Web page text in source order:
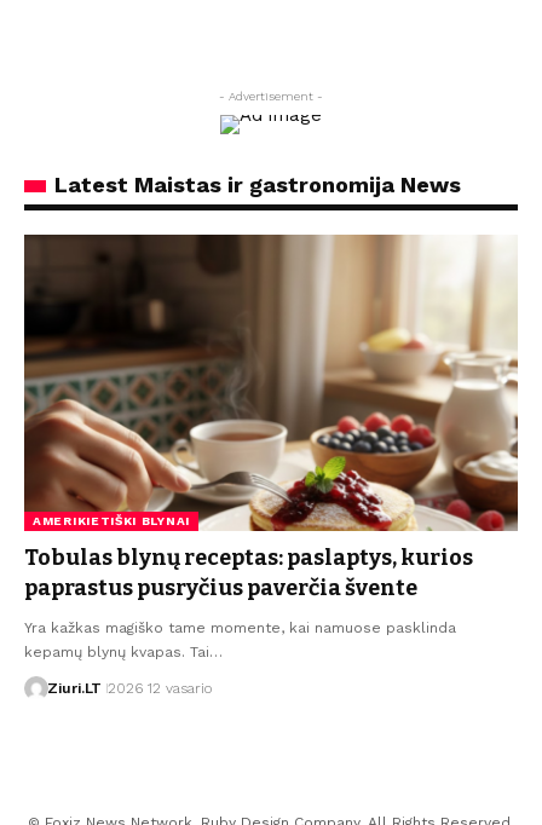
- Advertisement -
Latest Maistas ir gastronomija News
AMERIKIETIŠKI BLYNAI
Tobulas blynų receptas: paslaptys, kurios
paprastus pusryčius paverčia švente
Yra kažkas magiško tame momente, kai namuose pasklinda
kepamų blynų kvapas. Tai…
Ziuri.LT 2026 12 vasario